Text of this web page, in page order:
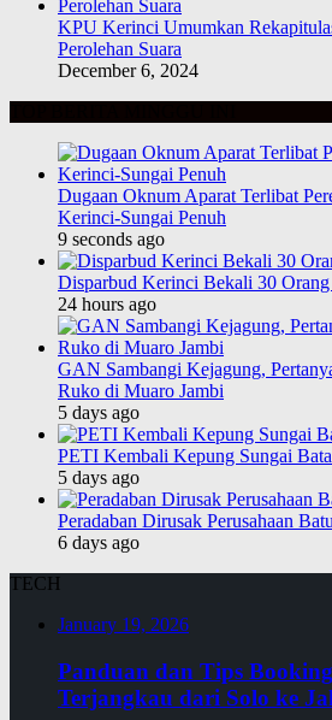
KPU Kerinci Umumkan
Perolehan Suara
December 6, 2024
Dugaan Oknum Aparat Terlibat
Kerinci-Sungai Penuh
9 seconds ago
Disparbud Kerinci Bekali 30
24 hours ago
GAN Sambangi Kejagung,
Ruko di Muaro Jambi
5 days ago
PETI Kembali Kepung Sungai
5 days ago
Peradaban Dirusak Perusahaan
6 days ago
TECH
January 19, 2026
Panduan dan Tips
Terjangkau dari Solo ke